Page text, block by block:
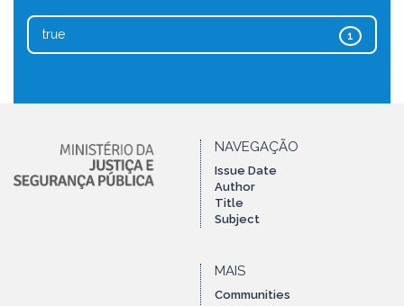
1
true
NAVEGAÇÃO
Issue Date
Author
Title
Subject
MAIS
Communities